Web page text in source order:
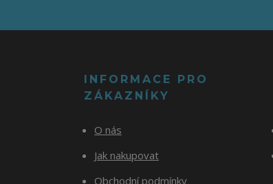
INFORMACE PRO
ZÁKAZNÍKY
O nás
Jak nakupovat
Obchodní podmínky